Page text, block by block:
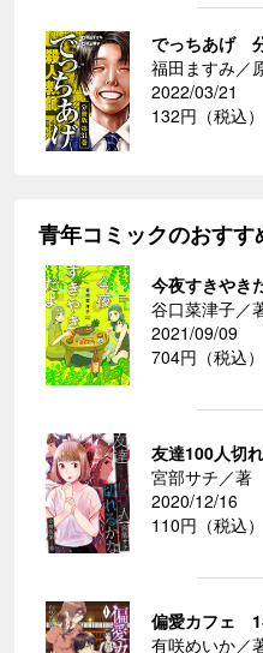
でっちあげ
福田ますみ／
2022/03/21
132円（税込）
青年コミックのおすす
今夜すきやき
谷口菜津子／
2021/09/09
704円（税込）
友達100人切
宮部サチ／著
2020/12/16
110円（税込）
偏愛カフェ
有咲めいか／